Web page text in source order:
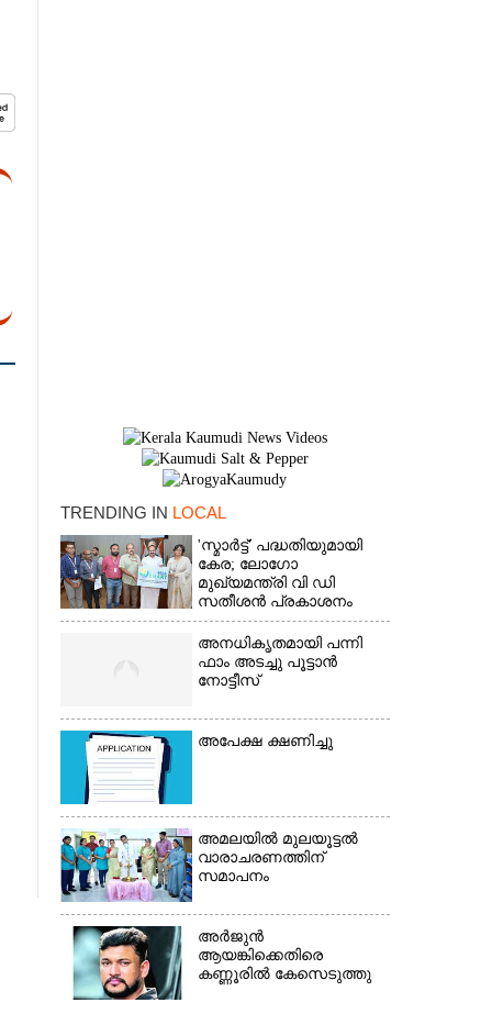
TRENDING IN LOCAL
'സ്മാർട്ട്' പദ്ധതിയുമായി
കേര; ലോഗോ
മുഖ്യമന്ത്രി വി ഡി
സതീശൻ പ്രകാശനം
ചെയ്തു
അനധികൃതമായി പന്നി
ഫാം അടച്ചു പൂട്ടാൻ
നോട്ടീസ്
അപേക്ഷ ക്ഷണിച്ചു
അമലയിൽ മുലയൂട്ടൽ
വാരാചരണത്തിന്
സമാപനം
അർജുൻ
ആയങ്കിക്കെതിരെ
കണ്ണൂരിൽ കേസെടുത്തു